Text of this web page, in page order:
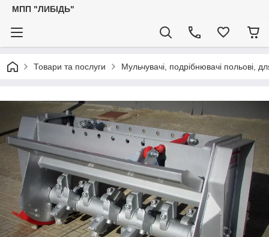
МПП "ЛИБІДЬ"
Товари та послуги Мульчувачі, подрібнювачі польові,